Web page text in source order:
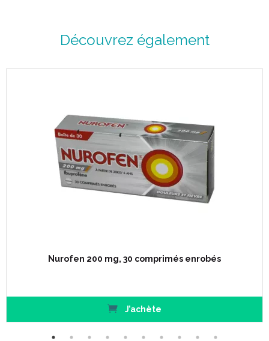
Découvrez également
Nurofen 200 mg, 30 comprimés enrobés
J’achète